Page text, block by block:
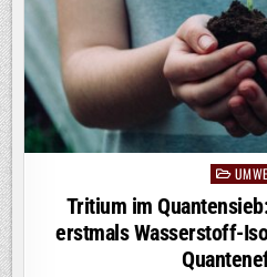
Posted
Tritium im
erstmals Wasserstoff-